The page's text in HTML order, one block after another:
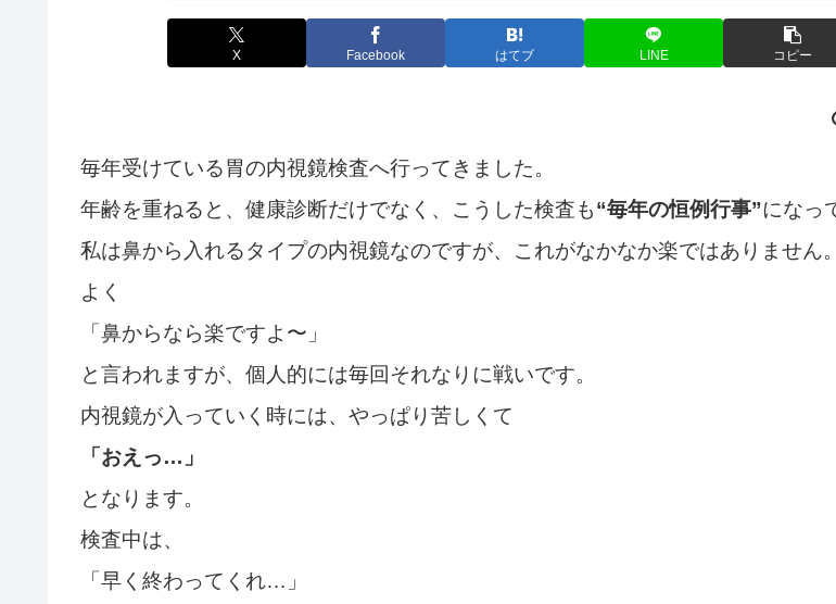
X Facebook はてブ LINE コピー
毎年受けている胃の内視鏡検査へ行ってきました。
年齢を重ねると、健康診断だけでなく、こうした検査も“毎年の恒例行事”になっ
私は鼻から入れるタイプの内視鏡なのですが、これがなかなか楽ではありません。
よく
「鼻からなら楽ですよ〜」
と言われますが、個人的には毎回それなりに戦いです。
内視鏡が入っていく時には、やっぱり苦しくて
「おえっ…」
となります。
検査中は、
「早く終わってくれ…」